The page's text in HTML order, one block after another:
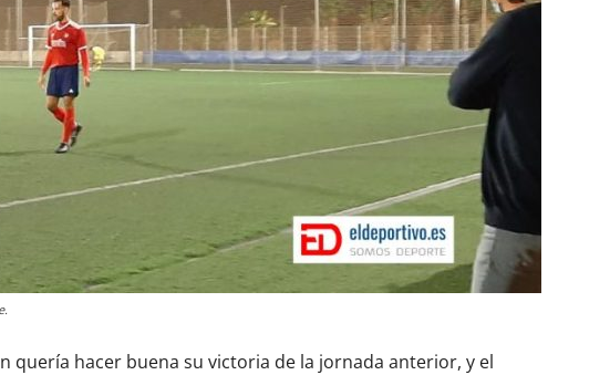
quería hacer buena su victoria de la jornada anterior, y el